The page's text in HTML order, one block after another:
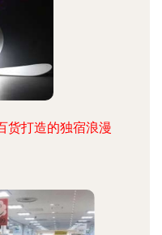
货打造的独宿浪漫